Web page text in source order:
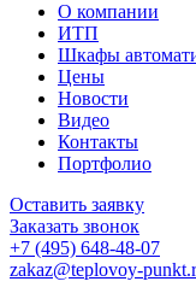
О компании
ИТП
Шкафы
Цены
Новости
Видео
Контакты
Портфолио
Оставить заявку
Заказать звонок
+7 (495) 648-48-07
zakaz@teplovoy-